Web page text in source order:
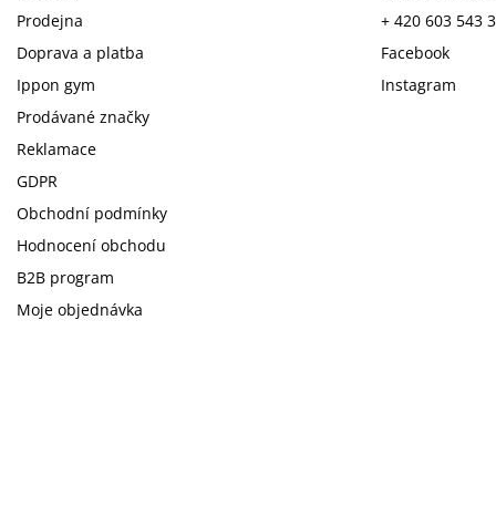
Prodejna
Doprava a platba
Ippon gym
Prodávané značky
Reklamace
GDPR
Obchodní podmínky
Hodnocení obchodu
B2B program
Moje objednávka
+ 420 603 543
Facebook
Instagram